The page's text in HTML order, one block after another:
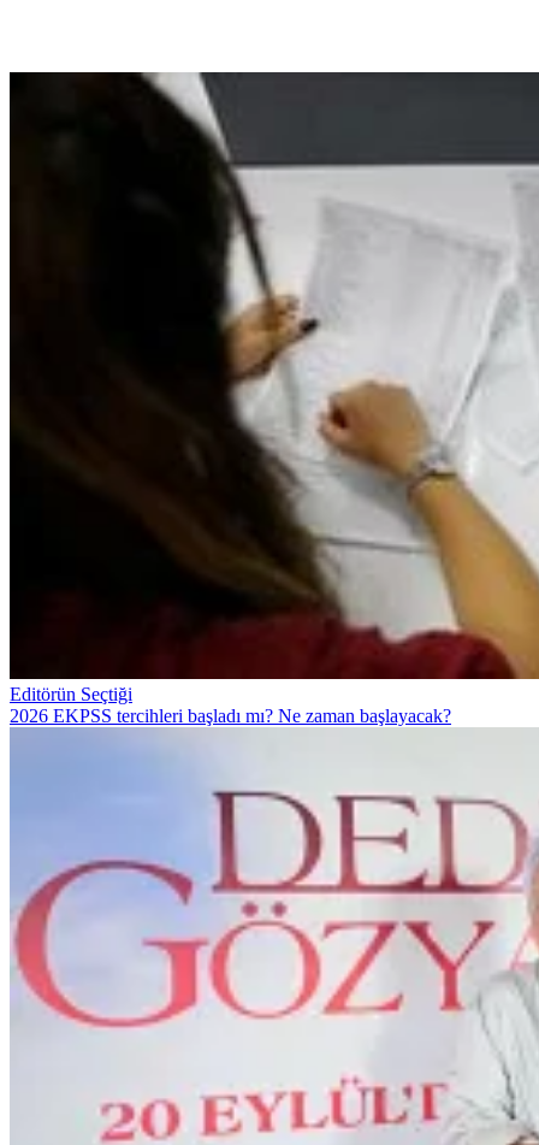
Editörün Seçtiği
2026 EKPSS tercihleri başladı mı? Ne zaman başlayacak?